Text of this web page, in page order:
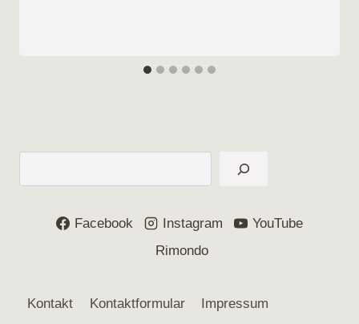
Facebook Instagram
YouTube
Rimondo
Kontakt Kontaktformular Impressum